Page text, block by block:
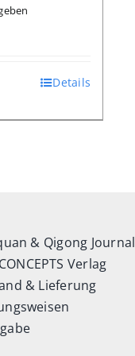
Details
& Qigong Journal
Verlag
& Lieferung